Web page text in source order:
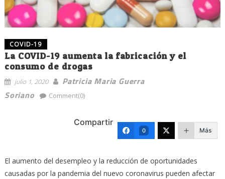
COVID-19
La COVID-19 aumenta la fabricación y el
consumo de drogas
julio 1, 2020
Patricia Maria Guerra
Soriano
Comment(0)
Compartir
0 Más
El aumento del desempleo y la reducción de oportunidades
causadas por la pandemia del nuevo coronavirus pueden afectar